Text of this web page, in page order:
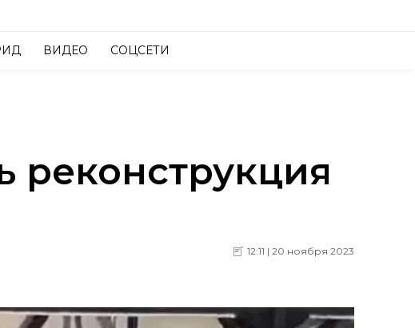
ВИДЕО СОЦСЕТИ
реконструкция
12:11 | 20 ноября 2023